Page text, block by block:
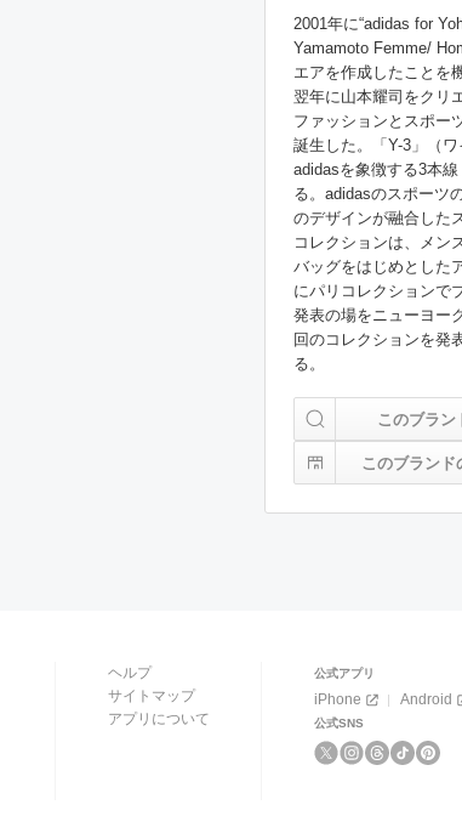
2001年に“adidas for
Yamamoto Femme/
エアを作成したことを
翌年に山本耀司をクリ
ファッションとスポー
誕生した。「Y-3」（ワ
adidasを象徴する3本
る。adidasのスポーツ
のデザインが融合した
コレクションは、メン
バッグをはじめとした
にパリコレクションで
発表の場をニューヨー
回のコレクションを発
る。
このブラン
このブランド
ヘルプ
サイトマップ
アプリについて
公式アプリ
iPhone Android
公式SNS